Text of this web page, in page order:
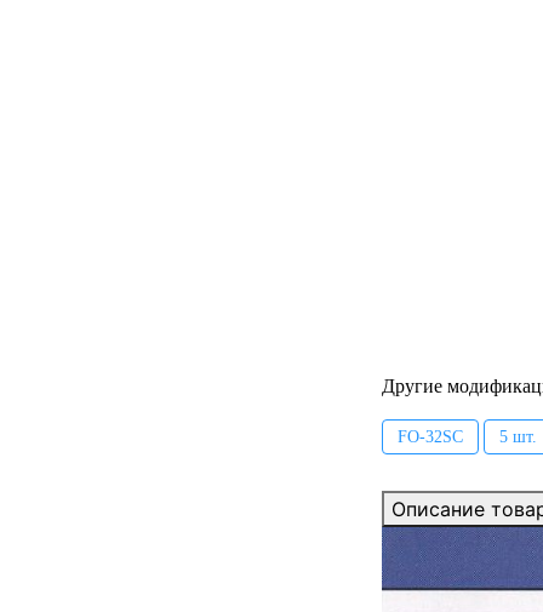
Другие
FO-32SC 5 шт.
Описание